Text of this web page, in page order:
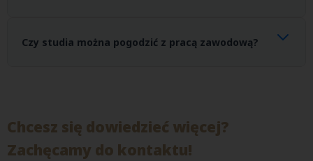
przygotowanie do wdrażania standardów ESG w organizacjach.
Czy studia można pogodzić z pracą zawodową?
Chcesz się dowiedzieć więcej?
Zachęcamy do kontaktu!